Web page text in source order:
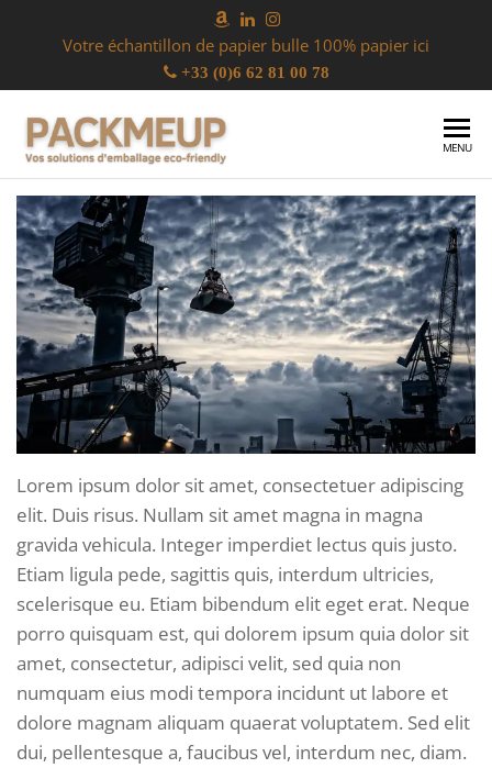
Votre échantillon de papier bulle 100% papier ici
+33 (0)6 62 81 00 78
Me
Up
MENU
Lorem ipsum dolor sit amet, consectetuer adipiscing
elit. Duis risus. Nullam sit amet magna in magna
gravida vehicula. Integer imperdiet lectus quis justo.
Etiam ligula pede, sagittis quis, interdum ultricies,
scelerisque eu. Etiam bibendum elit eget erat. Neque
porro quisquam est, qui dolorem ipsum quia dolor sit
amet, consectetur, adipisci velit, sed quia non
numquam eius modi tempora incidunt ut labore et
dolore magnam aliquam quaerat voluptatem. Sed elit
dui, pellentesque a, faucibus vel, interdum nec, diam.